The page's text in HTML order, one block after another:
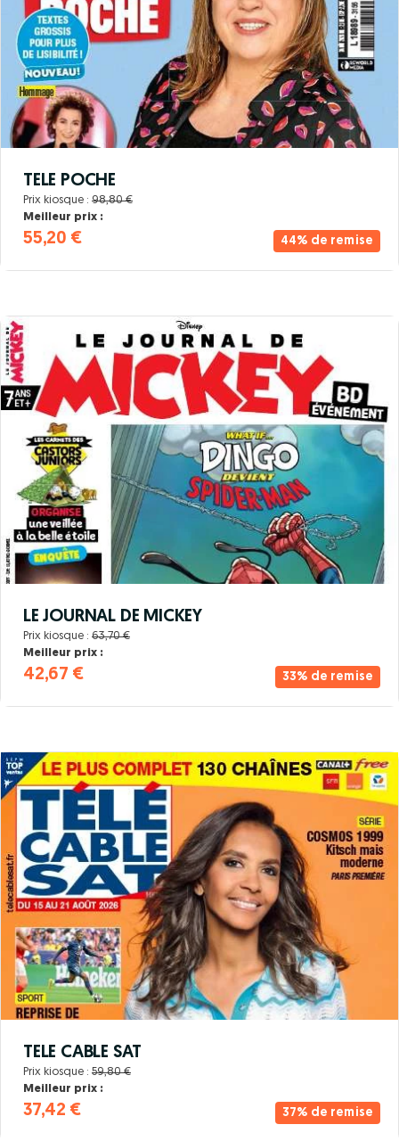
44% de remise
TELE POCHE
Prix kiosque : 98,80 €
Meilleur prix :
55,20 €
33% de remise
LE JOURNAL DE MICKEY
Prix kiosque : 63,70 €
Meilleur prix :
42,67 €
37% de remise
TELE CABLE SAT
Prix kiosque : 59,80 €
Meilleur prix :
37,42 €